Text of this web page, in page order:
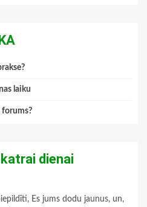
laiku
forums?
dienai
Es jums dodu jaunus, un,